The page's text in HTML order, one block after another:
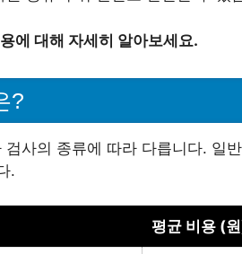
에 대해 자세히 알아보세요.
?
사의 종류에 따라 다릅니다. 일
.
평균 비용 (